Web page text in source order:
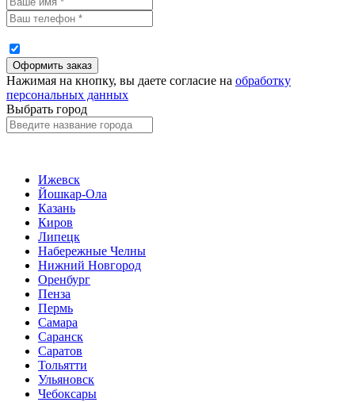
Нажимая на кнопку, вы даете согласие на обработку
персональных данных
Выбрать город
Ижевск
Йошкар-Ола
Казань
Киров
Липецк
Набережные Челны
Нижний Новгород
Оренбург
Пенза
Пермь
Самара
Саранск
Саратов
Тольятти
Ульяновск
Чебоксары